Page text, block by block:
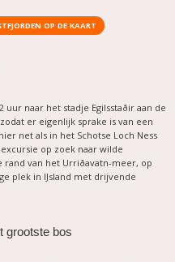
OP DE KAART
naar het stadje Egilsstaðir aan de
er eigenlijk sprake is van een
net als in het Schotse Loch Ness
op zoek naar wilde
rand van het Urriðavatn-meer, op
plek in IJsland met drijvende
grootste bos